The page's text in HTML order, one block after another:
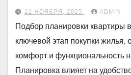
22 НОЯБРЯ, 2025 ADMIN
Подбор планировки квартиры
ключевой этап покупки
комфорт и функциональность
Планировка влияет на